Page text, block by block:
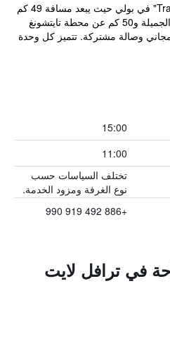
يقع مكان إقامة "Travel Light Hotel" في بولي حيث يبعد مسافة 49 كم
عن متحف تايوان الوطني للفنون الجميلة و50 كم عن محطة تايتشونغ
وصالة مشتركة. تتميز كل وحدة
15:00
11:00
تختلف السياسات حسب
نوع الغرفة ومزود الخدمة.
+886 492 919 990
في ترافل لايت